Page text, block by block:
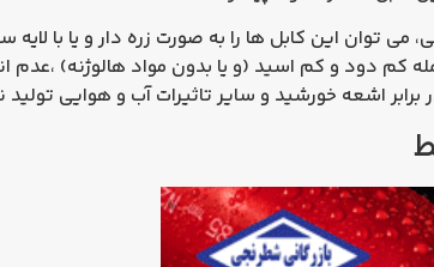
توان این کابل ها را به صورت زره دار و یا با لایه
دود و کم اسید (و یا بدون مواد هالوژنه) ،عدم
اشعه خورشید و سایر تاثیرات آب و هوایی تولید